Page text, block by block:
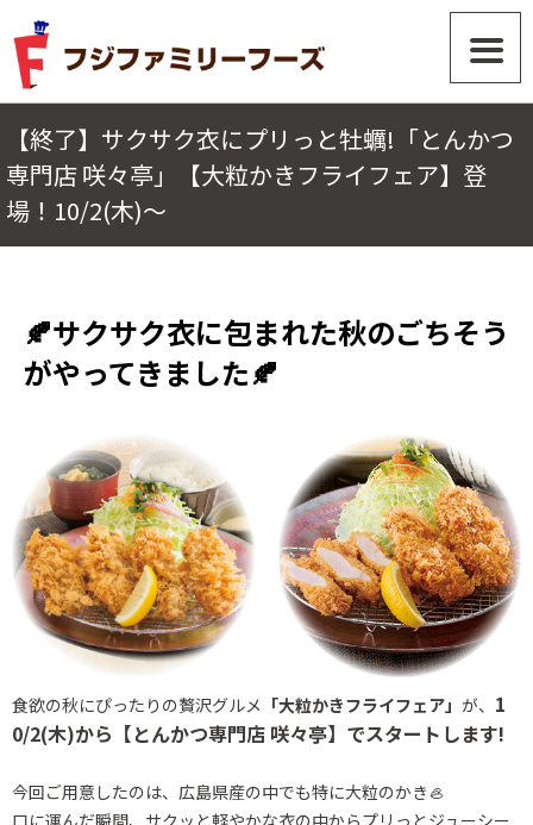
【終了】サクサク衣にプリっと牡蠣!「とんかつ
専門店 咲々亭」【大粒かきフライフェア】登
場！10/2(木)～
🍂サクサク衣に包まれた秋のごちそう
がやってきました🍂
食欲の秋にぴったりの贅沢グルメ 「大粒かきフライフェア」 が、 1
0/2(木)から【とんかつ専門店 咲々亭】でスタートします!
今回ご用意したのは、広島県産の中でも特に大粒のかき🦪
口に運んだ瞬間、サクッと軽やかな衣の中からプリっとジューシー